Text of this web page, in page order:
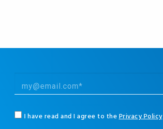
I have read and I agree to thePrivacy Policy